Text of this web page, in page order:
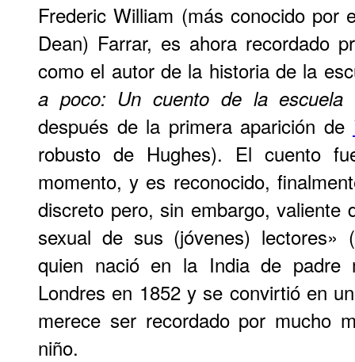
Frederic William (más conocido por
Dean) Farrar, es ahora recordado
como el autor de la historia de la
a poco: Un cuento de la escuela
después de la primera aparición de
robusto de Hughes). El cuento
momento, y es reconocido,
discreto pero, sin embargo, valiente
sexual de sus (jóvenes) lectores»
quien nació en la India de padre
Londres en 1852 y se convirtió en
merece ser recordado por mucho
niño.